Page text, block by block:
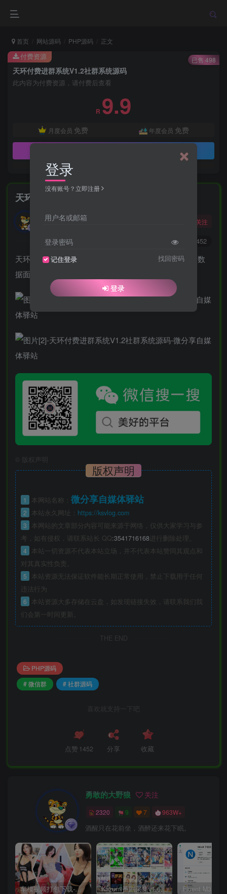
首页 网站源码 PHP源码 正文
天环付费进群系统V1.2社群系统源码
此内容为付费资源，请付费后查看
R 9.9
月度会员 免费 年度会员 免费
付费资源 已售 498
天环付费进群系统V1.2社群系统源码
勇敢的大野狼 关注
2865 1452
天环付费进群系统V1.2最好用的社群系统，新增炫酷大数
据面板，修复打开首页后不显示问题等等。
版权声明
版权声明
1 本网站名称： 微分享自媒体驿站
2 本站永久网址： https://ksvlog.com
3
本网站的文章部分内容可能来源于网络，仅供大家学习与参
考，如有侵权，请联系站长 QQ:3541716168进行删除处理。
4
本站一切资源不代表本站立场，并不代表本站赞同其观点和
对其真实性负责。
5
本站资源无法保证软件能长期正常使用，禁止下载用于任何
违法行为
6
本站资源大多存储在云盘，如发现链接失效，请联系我们我
们会第一时间更新。
THE END
PHP源码
# 微信群
# 社群源码
喜欢就支持一下吧
点赞 1452 分享 收藏
勇敢的大野狼 关注
2320 9 7 963W+
酒醒只在花前坐，酒醉还来花下眠。
车模视频打包下载-高清无水印版 Kazumi番剧采集v1.6.9：支持自定义规则+在线观看+弹幕，跨平台下载
登录
没有账号？立即注册
用户名或邮箱
登录密码
记住登录 找回密码
登录